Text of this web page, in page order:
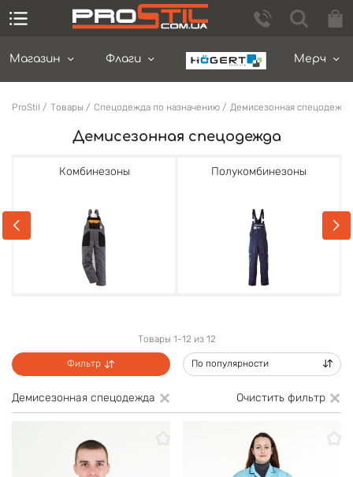
Магазин Флаги Мерч
ProStil Товары Спецодежда по назначению Демисезонная спецодежда
Демисезонная спецодежда
Комбинезоны Полукомбинезоны
Товары 1-12 из 12
Фильтр По популярности
Демисезонная спецодежда Очистить фильтр